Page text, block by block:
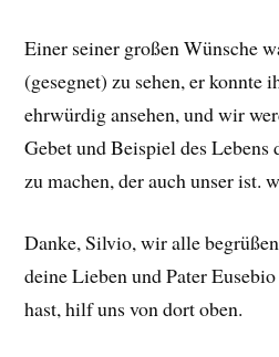
Einer seiner großen Wünsche
(gesegnet) zu sehen, er konnte
ehrwürdig ansehen, und wir
Gebet und Beispiel des Lebens
zu machen, der auch unser ist.
Danke, Silvio, wir alle
deine Lieben und Pater
hast, hilf uns von dort oben.